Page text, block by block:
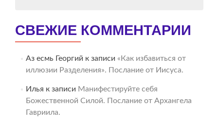
СВЕЖИЕ КОММЕНТАРИИ
Аз есмь Георгий к записи «Как избавиться от
иллюзии Разделения». Послание от Иисуса.
Илья к записи Манифестируйте себя
Божественной Силой. Послание от Архангела
Гавриила.